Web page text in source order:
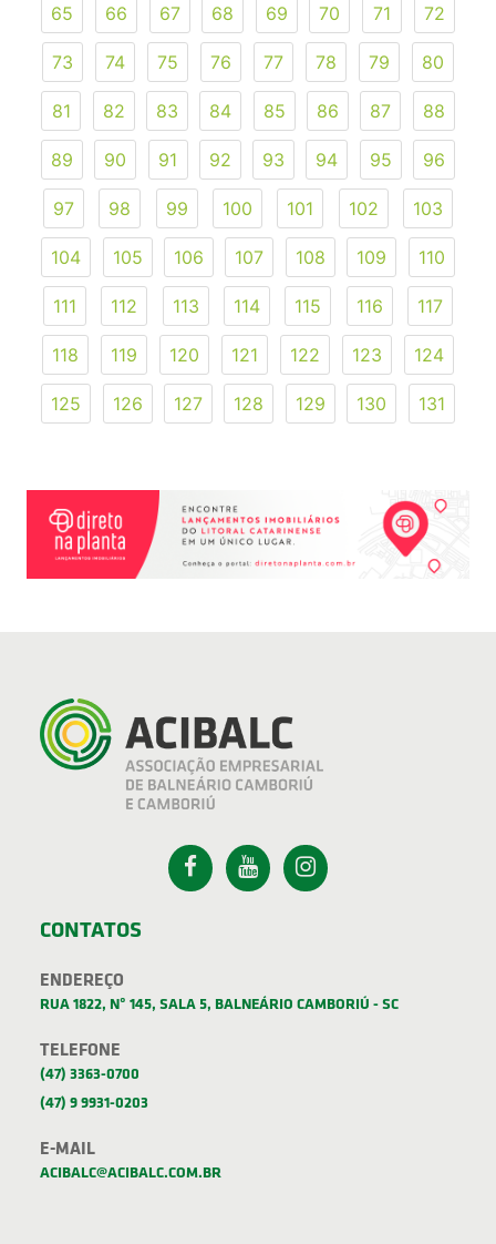
65 66 67 68 69 70 71 72
73 74 75 76 77 78 79 80
81 82 83 84 85 86 87 88
89 90 91 92 93 94 95 96
97 98 99 100 101 102 103
104 105 106 107 108 109 110
111 112 113 114 115 116 117
118 119 120 121 122 123 124
125 126 127 128 129 130 131
CONTATOS
ENDEREÇO
RUA 1822, Nº 145, SALA 5, BALNEÁRIO CAMBORIÚ - SC
TELEFONE
(47) 3363-0700
(47) 9 9931-0203
E-MAIL
ACIBALC@ACIBALC.COM.BR